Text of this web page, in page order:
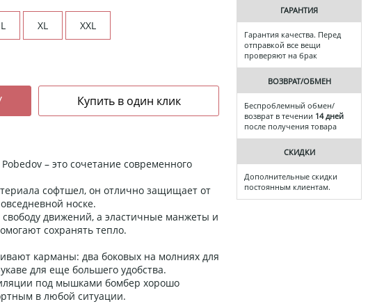
L XL XXL
– это сочетание современного
софтшел, он отлично защищает от
носке.
движений, а эластичные манжеты и
сохранять тепло.
карманы: два боковых на молниях для
для еще большего удобства.
под мышками бомбер хорошо
в любой ситуации.
ГАРАНТИЯ
Гарантия качества. Перед
отправкой все вещи
проверяют на брак
ВОЗВРАТ/ОБМЕН
Беспроблемный обмен/
возврат в течении 14 дней
после получения товара
СКИДКИ
Дополнительные скидки
постоянным клиентам.